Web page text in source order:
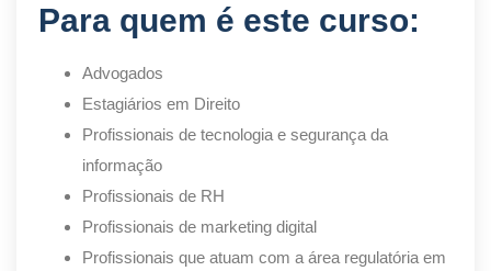
Para quem é este curso:
Advogados
Estagiários em Direito
Profissionais de tecnologia e segurança da
informação
Profissionais de RH
Profissionais de marketing digital
Profissionais que atuam com a área regulatória em